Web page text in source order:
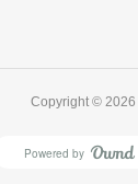
Copyright © 2026
Powered by